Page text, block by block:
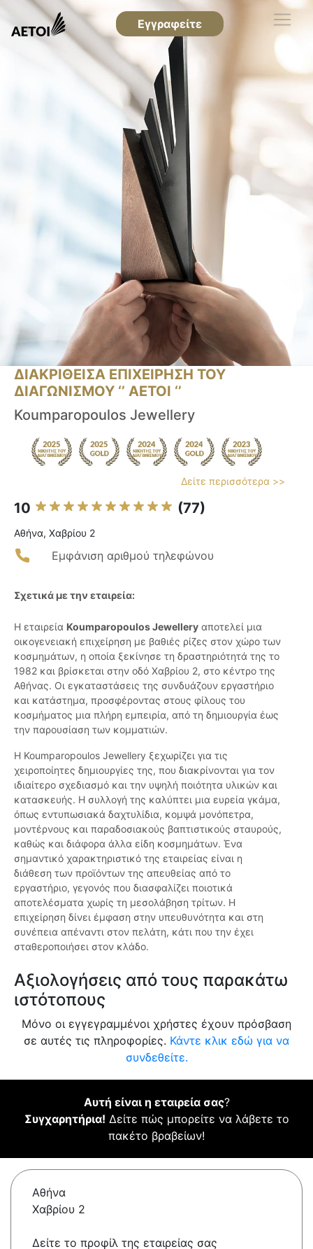
Εγγραφείτε
ΔΙΑΚΡΙΘΕΙΣΑ ΕΠΙΧΕΙΡΗΣΗ ΤΟΥ
ΔΙΑΓΩΝΙΣΜΟΥ ‘’ ΑΕΤΟΙ ‘’
Koumparopoulos Jewellery
Δείτε περισσότερα >>
10 (77)
Αθήνα, Χαβρίου 2
Εμφάνιση αριθμού τηλεφώνου
Σχετικά με την εταιρεία:
Η εταιρεία Koumparopoulos Jewellery αποτελεί μια
οικογενειακή επιχείρηση με βαθιές ρίζες στον χώρο των
κοσμημάτων, η οποία ξεκίνησε τη δραστηριότητά της το
1982 και βρίσκεται στην οδό Χαβρίου 2, στο κέντρο της
Αθήνας. Οι εγκαταστάσεις της συνδυάζουν εργαστήριο
και κατάστημα, προσφέροντας στους φίλους του
κοσμήματος μια πλήρη εμπειρία, από τη δημιουργία έως
την παρουσίαση των κομματιών.
Η Koumparopoulos Jewellery ξεχωρίζει για τις
χειροποίητες δημιουργίες της, που διακρίνονται για τον
ιδιαίτερο σχεδιασμό και την υψηλή ποιότητα υλικών και
κατασκευής. Η συλλογή της καλύπτει μια ευρεία γκάμα,
όπως εντυπωσιακά δαχτυλίδια, κομψά μονόπετρα,
μοντέρνους και παραδοσιακούς βαπτιστικούς σταυρούς,
καθώς και διάφορα άλλα είδη κοσμημάτων. Ένα
σημαντικό χαρακτηριστικό της εταιρείας είναι η
διάθεση των προϊόντων της απευθείας από το
εργαστήριο, γεγονός που διασφαλίζει ποιοτικά
αποτελέσματα χωρίς τη μεσολάβηση τρίτων. Η
επιχείρηση δίνει έμφαση στην υπευθυνότητα και στη
συνέπεια απέναντι στον πελάτη, κάτι που την έχει
σταθεροποιήσει στον κλάδο.
Αξιολογήσεις από τους παρακάτω
ιστότοπους
Μόνο οι εγγεγραμμένοι χρήστες έχουν πρόσβαση
σε αυτές τις πληροφορίες. Κάντε κλικ εδώ για να
συνδεθείτε.
Αυτή είναι η εταιρεία σας?
Συγχαρητήρια! Δείτε πώς μπορείτε να λάβετε το
πακέτο βραβείων!
Αθήνα
Χαβρίου 2
Δείτε το προφίλ της εταιρείας σας